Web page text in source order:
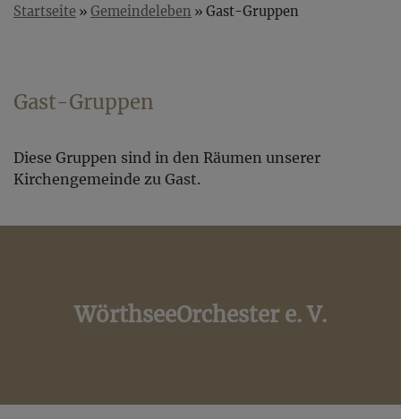
Startseite Gemeindeleben Gast-Gruppen
Gast-Gruppen
Diese Gruppen sind in den Räumen unserer
Kirchengemeinde zu Gast.
WörthseeOrchester e. V.